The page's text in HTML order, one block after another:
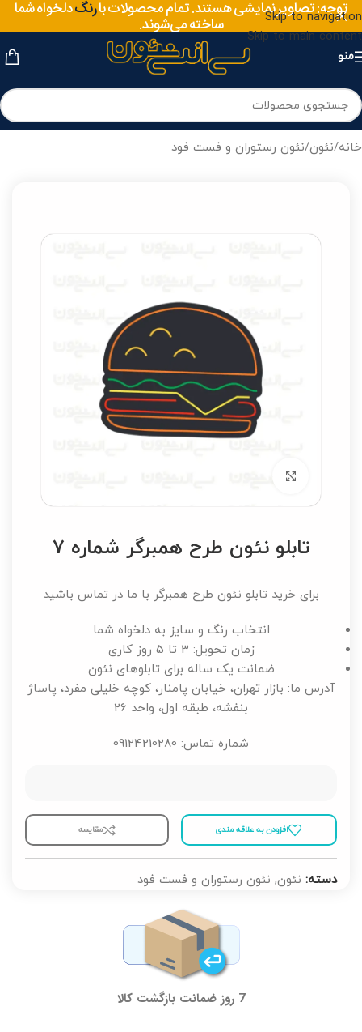
Skip to navigation
Skip to main content
توجه: تصاویر نمایشی هستند. تمام محصولات با رنگ
متریالدلخواه شما
ساخته می‌شوند.
منو
خانه/نئون/نئون رستوران و فست فود
تابلو نئون طرح همبرگر شماره 7
برای خرید تابلو نئون طرح همبرگر با ما در تماس باشید
انتخاب رنگ و سایز به دلخواه شما
زمان تحویل: 3 تا 5 روز کاری
ضمانت یک ساله برای تابلوهای نئون
آدرس ما: بازار تهران، خیابان پامنار، کوچه خلیلی مفرد، پاساژ
بنفشه، طبقه اول، واحد 26
شماره تماس: 09124210280
افزودن به علاقه مندی مقايسه
دسته: نئون, نئون رستوران و فست فود
7 روز ضمانت بازگشت کالا